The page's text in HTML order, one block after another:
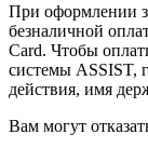
При оформлении
безналичной
Card. Чтобы
системы ASSIST,
действия, имя
Вам могут